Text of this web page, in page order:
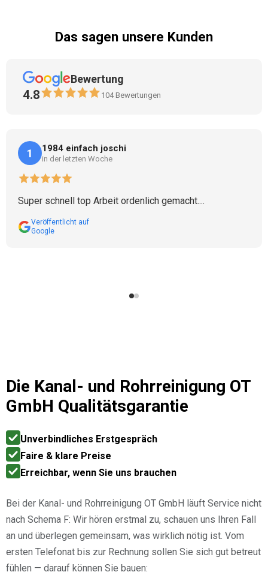
Das sagen unsere Kunden
Bewertung
4.8 104Bewertungen
1 1984 einfach joschi
in der letzten Woche
Super schnell top Arbeit ordenlich gemacht....
Veröffentlicht auf
Google
Die Kanal- und Rohrreinigung OT
GmbH Qualitätsgarantie
Unverbindliches Erstgespräch
Faire & klare Preise
Erreichbar, wenn Sie uns brauchen
Bei der Kanal- und Rohrreinigung OT GmbH läuft Service nicht
nach Schema F: Wir hören erstmal zu, schauen uns Ihren Fall
an und überlegen gemeinsam, was wirklich nötig ist. Vom
ersten Telefonat bis zur Rechnung sollen Sie sich gut betreut
fühlen — darauf können Sie bauen: